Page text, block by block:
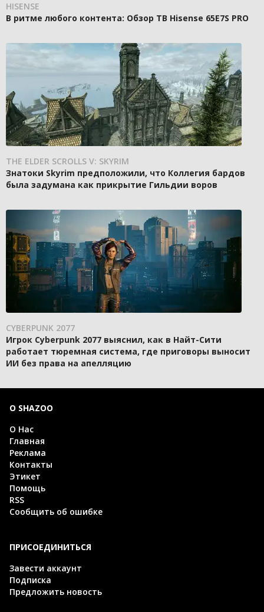
HISENSE
В ритме любого контента: Обзор ТВ Hisense 65E7S PRO
THE ELDER SCROLLS V: SKYRIM
Знатоки Skyrim предположили, что Коллегия бардов
была задумана как прикрытие Гильдии воров
CYBERPUNK 2077
Игрок Cyberpunk 2077 выяснил, как в Найт-Сити
работает тюремная система, где приговоры выносит
ИИ без права на апелляцию
О SHAZOO
О Нас
Главная
Реклама
Контакты
Этикет
Помощь
RSS
Сообщить об ошибке
ПРИСОЕДИНИТЬСЯ
Завести аккаунт
Подписка
Предложить новость